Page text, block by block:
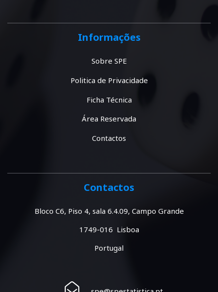
Informações
Sobre SPE
Politica de Privacidade
Ficha Técnica
Área Reservada
Contactos
Contactos
Bloco C6, Piso 4, sala 6.4.09, Campo Grande
1749-016 Lisboa
Portugal